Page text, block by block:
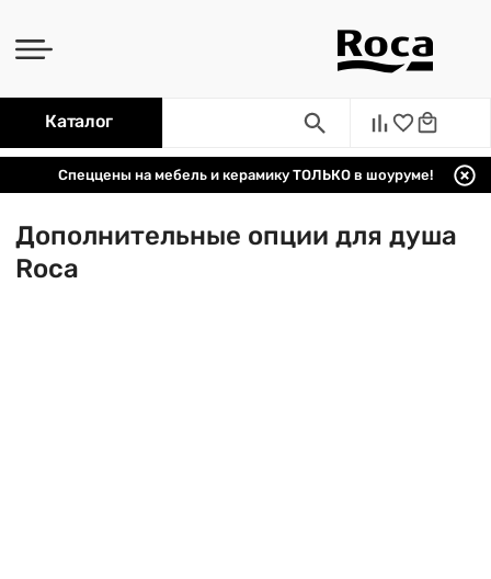
Каталог
Спеццены на мебель и керамику ТОЛЬКО в шоуруме!
Дополнительные опции для душа
Roca